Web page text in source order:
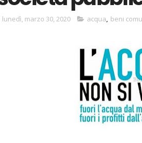
lunedì, marzo 30, 2020 acqua, beni